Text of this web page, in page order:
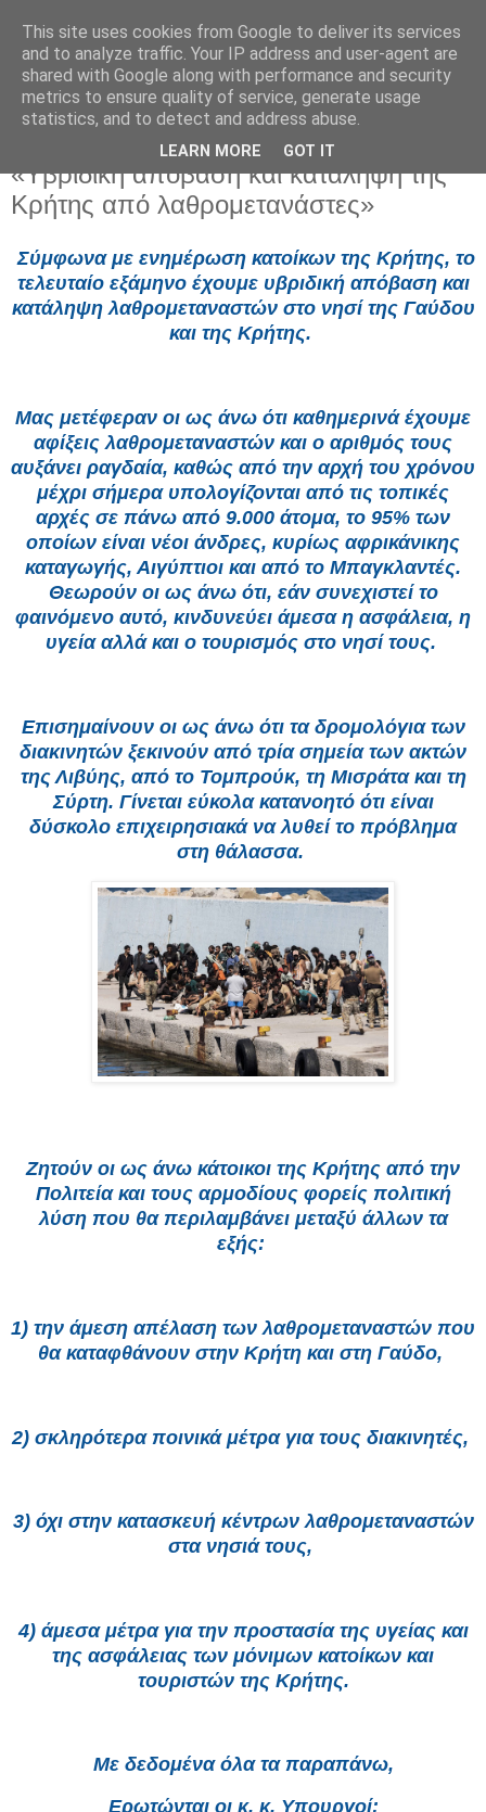
Παρασκευή 25 Ιουλίου 2025
«Υβριδική απόβαση και κατάληψη της
Κρήτης από λαθρομετανάστες»
Σύμφωνα με ενημέρωση κατοίκων της Κρήτης, το
τελευταίο εξάμηνο έχουμε υβριδική απόβαση και
κατάληψη λαθρομεταναστών στο νησί της Γαύδου
και της Κρήτης.
Μας μετέφεραν οι ως άνω ότι καθημερινά έχουμε
αφίξεις λαθρομεταναστών και ο αριθμός τους
αυξάνει ραγδαία, καθώς από την αρχή του χρόνου
μέχρι σήμερα υπολογίζονται από τις τοπικές
αρχές σε πάνω από 9.000 άτομα, το 95% των
οποίων είναι νέοι άνδρες, κυρίως αφρικάνικης
καταγωγής, Αιγύπτιοι και από το Μπαγκλαντές.
Θεωρούν οι ως άνω ότι, εάν συνεχιστεί το
φαινόμενο αυτό, κινδυνεύει άμεσα η ασφάλεια, η
υγεία αλλά και ο τουρισμός στο νησί τους.
Επισημαίνουν οι ως άνω ότι τα δρομολόγια των
διακινητών ξεκινούν από τρία σημεία των ακτών
της Λιβύης, από το Τομπρούκ, τη Μισράτα και τη
Σύρτη. Γίνεται εύκολα κατανοητό ότι είναι
δύσκολο επιχειρησιακά να λυθεί το πρόβλημα
στη θάλασσα.
Ζητούν οι ως άνω κάτοικοι της Κρήτης από την
Πολιτεία και τους αρμοδίους φορείς πολιτική
λύση που θα περιλαμβάνει μεταξύ άλλων τα
εξής:
1) την άμεση απέλαση των λαθρομεταναστών που
θα καταφθάνουν στην Κρήτη και στη Γαύδο,
2) σκληρότερα ποινικά μέτρα για τους διακινητές,
3) όχι στην κατασκευή κέντρων λαθρομεταναστών
στα νησιά τους,
4) άμεσα μέτρα για την προστασία της υγείας και
της ασφάλειας των μόνιμων κατοίκων και
τουριστών της Κρήτης.
Με δεδομένα όλα τα παραπάνω,
Ερωτώνται οι κ. κ. Υπουργοί:
This site uses cookies from Google to deliver its services
and to analyze traffic. Your IP address and user-agent are
shared with Google along with performance and security
metrics to ensure quality of service, generate usage
statistics, and to detect and address abuse.
LEARN MORE GOT IT